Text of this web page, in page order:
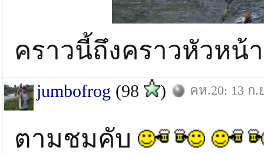
คราวนี้ถึงคราวหัวหน้
jumbofrog (98 ) คห.20: 13 ก.
ตามชมคับ